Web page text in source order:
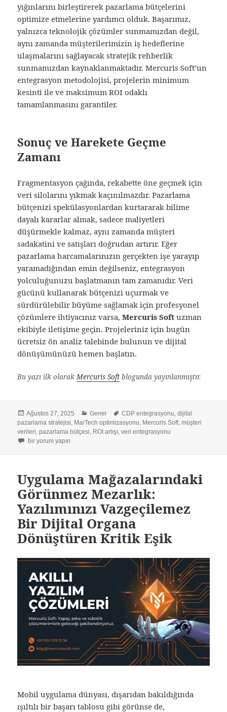
yığınlarını birleştirerek pazarlama bütçelerini
optimize etmelerine yardımcı olduk. Başarımız,
yalnızca teknolojik çözümler sunmamızdan değil,
aynı zamanda müşterilerimizin iş hedeflerine
ulaşmalarını sağlayacak stratejik rehberlik
sunmamızdan kaynaklanmaktadır. Mercuris Soft’un
entegrasyon metodolojisi, projelerin minimum
kesinti ile ve maksimum ROI odaklı
tamamlanmasını garantiler.
Sonuç ve Harekete Geçme
Zamanı
Fragmentasyon çağında, rekabette öne geçmek için
veri silolarını yıkmak kaçınılmazdır. Pazarlama
bütçenizi spekülasyonlardan kurtararak bilime
dayalı kararlar almak, sadece maliyetleri
düşürmekle kalmaz, aynı zamanda müşteri
sadakatini ve satışları doğrudan artırır. Eğer
pazarlama harcamalarınızın gerçekten işe yarayıp
yaramadığından emin değilseniz, entegrasyon
yolculuğunuzu başlatmanın tam zamanıdır. Veri
gücünü kullanarak bütçenizi uçurmak ve
sürdürülebilir büyüme sağlamak için profesyonel
çözümlere ihtiyacınız varsa,Mercuris Soft uzman
ekibiyle iletişime geçin. Projeleriniz için bugün
ücretsiz ön analiz talebinde bulunun ve dijital
dönüşümünüzü hemen başlatın.
Bu yazı ilk olarakMercuris Soft blogunda yayınlanmıştır.
Yayın
tarihi
Ağustos 27, 2025 Kategoriler
Genel Etiketler
CDP entegrasyonu ,dijital
pazarlama stratejisi MarTech optimizasyonu Mercuris Soft ,müşteri
verileri ,pazarlama bütçesi ROI artışı ,veri entegrasyonu
7 Adımda Pazarlama Bütçesini Uçuran Veri Entegrasyonu: Teknolojinin
bir yorum yapın
Uygulama Mağazalarındaki
Görünmez Mezarlık:
Yazılımınızı Vazgeçilemez
Bir Dijital Organa
Dönüştüren Kritik Eşik
Mobil uygulama dünyası, dışarıdan bakıldığında
ışıltılı bir başarı tablosu gibi görünse de,